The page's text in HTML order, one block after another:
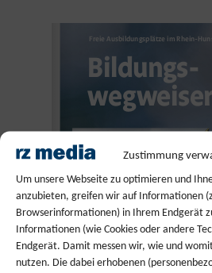
Zustimmung
Um unsere Webseite zu optimieren und
anzubieten, greifen wir auf Informationen
Browserinformationen) in Ihrem Endgerät
Informationen (wie Cookies oder andere
Endgerät. Damit messen wir, wie und
nutzen. Die dabei erhobenen